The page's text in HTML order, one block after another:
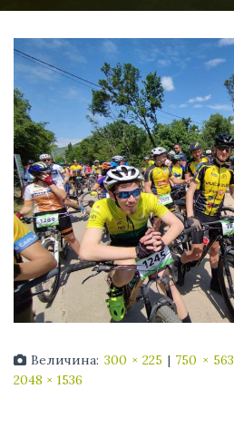
Величина: 300 × 225 | 750 × 563
2048 × 1536